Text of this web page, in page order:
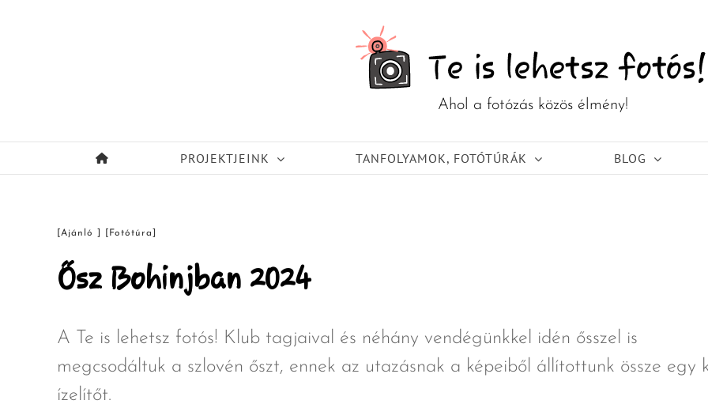
PROJEKTJEINK TANFOLYAMOK, FOTÓTÚRÁK BLOG
[Ajánló ] [Fotótúra]
Ősz Bohinjban 2024
A Te is lehetsz fotós! Klub tagjaival és néhány vendégünkkel idén ősszel is
megcsodáltuk a szlovén őszt, ennek az utazásnak a képeiből állítottunk össze egy
ízelítőt.